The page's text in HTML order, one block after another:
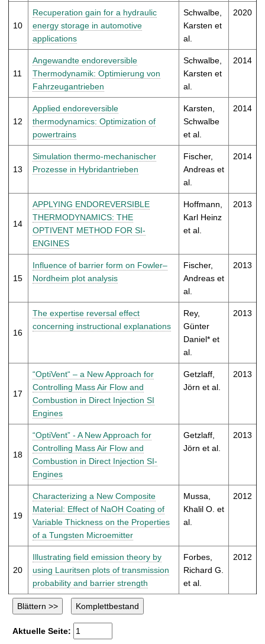
10
Recuperation gain for a hydraulic
energy storage in automotive
applications
Schwalbe,
Karsten et
al.
2020
11
Angewandte endoreversible
Thermodynamik: Optimierung von
Fahrzeugantrieben
Schwalbe,
Karsten et
al.
2014
12
Applied endoreversible
thermodynamics: Optimization of
powertrains
Karsten,
Schwalbe
et al.
2014
13
Simulation thermo-mechanischer
Prozesse in Hybridantrieben
Fischer,
Andreas et
al.
2014
14
APPLYING ENDOREVERSIBLE
THERMODYNAMICS: THE
OPTIVENT METHOD FOR SI-
ENGINES
Hoffmann,
Karl Heinz
et al.
2013
15
Influence of barrier form on Fowler–
Nordheim plot analysis
Fischer,
Andreas et
al.
2013
16
The expertise reversal effect
concerning instructional explanations
Rey,
Günter
Daniel* et
al.
2013
17
“OptiVent“ – a New Approach for
Controlling Mass Air Flow and
Combustion in Direct Injection SI
Engines
Getzlaff,
Jörn et al.
2013
18
“OptiVent” - A New Approach for
Controlling Mass Air Flow and
Combustion in Direct Injection SI-
Engines
Getzlaff,
Jörn et al.
2013
19
Characterizing a New Composite
Material: Effect of NaOH Coating of
Variable Thickness on the Properties
of a Tungsten Microemitter
Mussa,
Khalil O. et
al.
2012
20
Illustrating field emission theory by
using Lauritsen plots of transmission
probability and barrier strength
Forbes,
Richard G.
et al.
2012
Aktuelle Seite: